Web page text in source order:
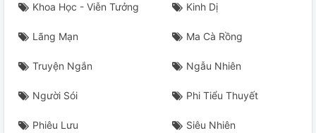
Khoa Học - Viễn Tưởng Kinh Dị
Lãng Mạn Ma Cà Rồng
Truyện Ngắn Ngẫu Nhiên
Người Sói Phi Tiểu Thuyết
Phiêu Lưu Siêu Nhiên